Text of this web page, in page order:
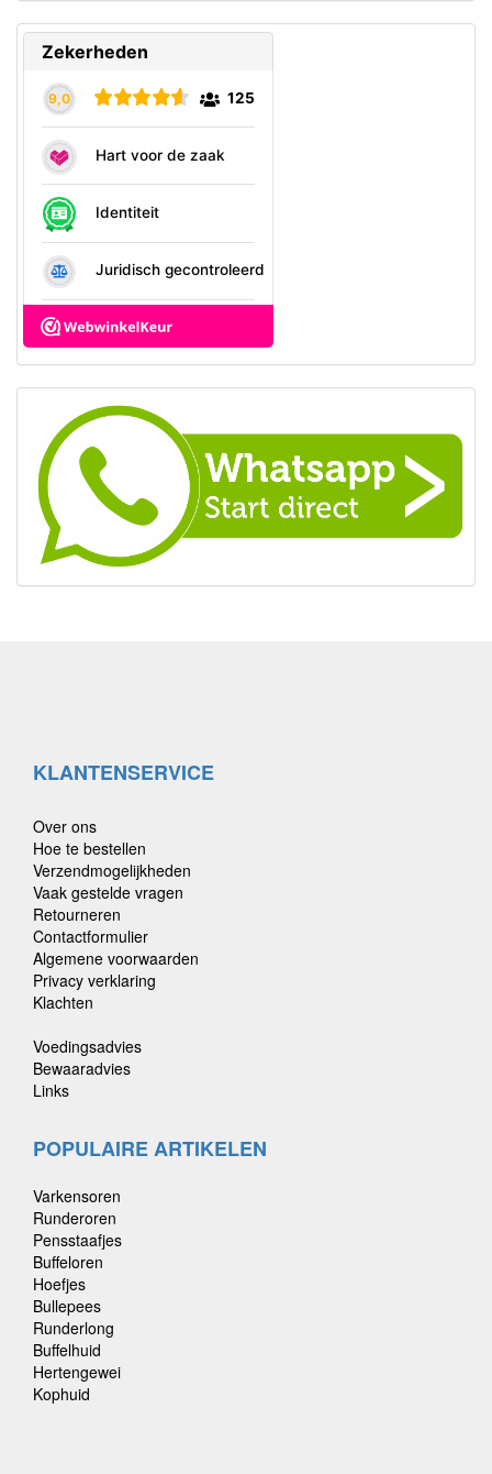
KLANTENSERVICE
Over ons
Hoe te bestellen
Verzendmogelijkheden
Vaak gestelde vragen
Retourneren
Contactformulier
Algemene voorwaarden
Privacy verklaring
Klachten
Voedingsadvies
Bewaaradvies
Links
POPULAIRE ARTIKELEN
Varkensoren
Runderoren
Pensstaafjes
Buffeloren
Hoefjes
Bullepees
Runderlong
Buffelhuid
Hertengewei
Kophuid